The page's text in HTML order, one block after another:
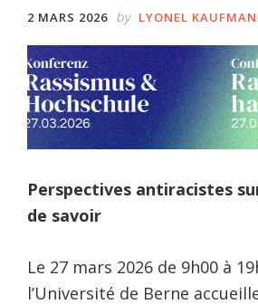
2 MARS 2026 by LYONEL
Perspectives antiracistes
de savoir
Le 27 mars 2026 de 9h00 à
l’Université de Berne